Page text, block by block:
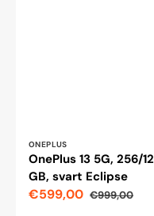
Leverantör:
ONEPLUS
OnePlus 13 5G, 256/12
GB, svart Eclipse
Reapris
€599,00
Ordinarie
€999,00